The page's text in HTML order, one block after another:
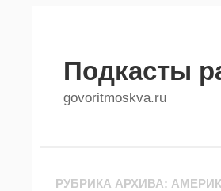
Подкасты
govoritmoskva.ru
РУБРИКА АРХИВА: